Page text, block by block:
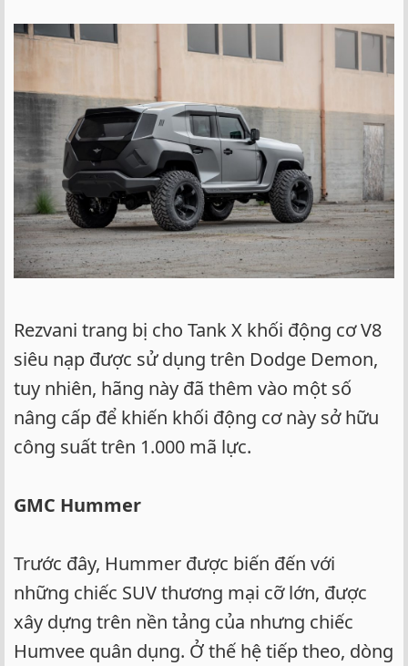
Rezvani trang bị cho Tank X khối động cơ V8
siêu nạp được sử dụng trên Dodge Demon,
tuy nhiên, hãng này đã thêm vào một số
nâng cấp để khiến khối động cơ này sở hữu
công suất trên 1.000 mã lực.
GMC Hummer
Trước đây, Hummer được biến đến với
những chiếc SUV thương mại cỡ lớn, được
xây dựng trên nền tảng của nhưng chiếc
Humvee quân dụng. Ở thế hệ tiếp theo, dòng